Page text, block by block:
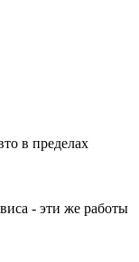
в пределах
- эти же работы